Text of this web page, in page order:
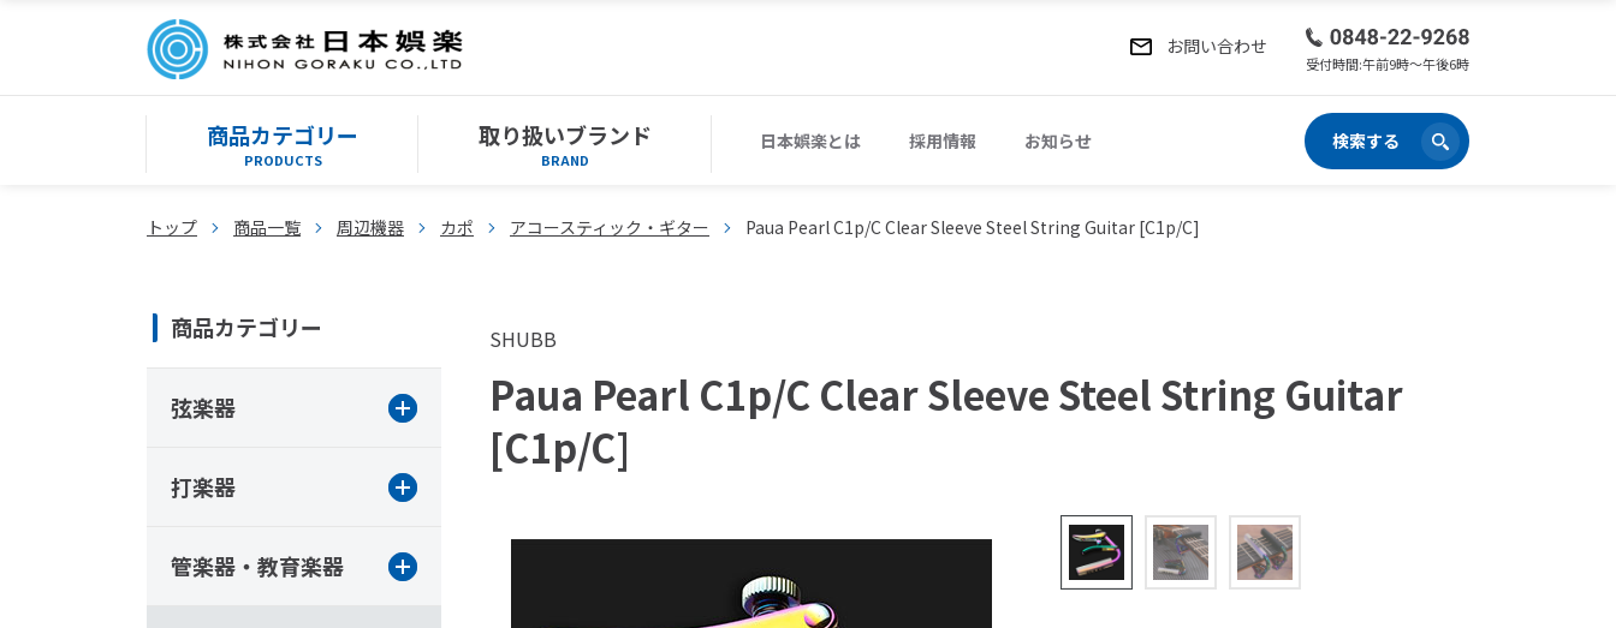
お問い合わせ
受付時間:午前9時〜午後6時
商品カテゴリー
PRODUCTS
取り扱いブランド
BRAND
日本娯楽とは 採用情報 お知らせ 検索する
トップ 商品一覧 周辺機器 カポ アコースティック・ギター Paua Pearl C1p/C Clear Sleeve Steel String Guitar [C1p/C]
SHUBB
Paua Pearl C1p/C Clear Sleeve Steel String Guitar
[C1p/C]
商品カテゴリー
弦楽器
打楽器
管楽器・教育楽器